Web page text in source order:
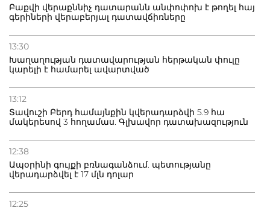
Բաքվի վերաքննիչ դատարանն անփոփոխ է թողել հայ
գերիների վերաբերյալ դատավճիռները
13:30
Խաղաղության դատավարության հերթական փուլը
կարելի է համարել ավարտված
13:12
Տավուշի Բերդ համայնքին կվերադարձվի 5.9 հա
մակերեսով 3 հողամաս. Գլխավոր դատախազություն
12:38
Ապօրինի գույքի բռնագանձում. պետությանը
վերադարձվել է 17 մլն դոլար
12:25